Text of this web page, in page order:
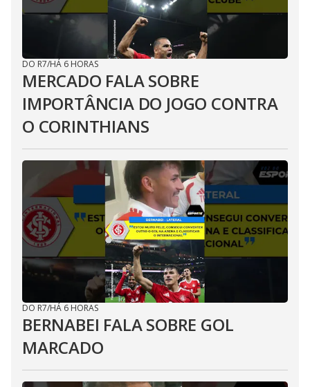
DO R7/HÁ 6 HORAS
MERCADO FALA SOBRE
IMPORTÂNCIA DO JOGO CONTRA
O CORINTHIANS
DO R7/HÁ 6 HORAS
BERNABEI FALA SOBRE GOL
MARCADO